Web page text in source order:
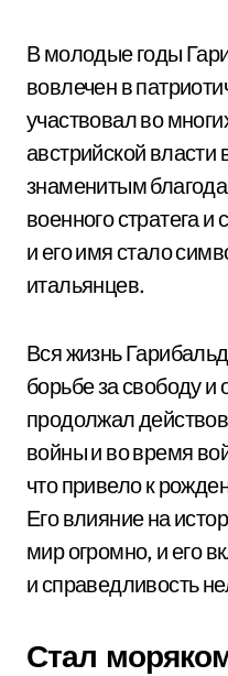
В молодые годы
вовлечен в
участвовал во
австрийской
знаменитым
военного стратега
и его имя стало
итальянцев.
Вся жизнь
борьбе за свободу
продолжал
войны и во время
что привело к
Его влияние на
мир огромно, и его
и справедливость
Стал